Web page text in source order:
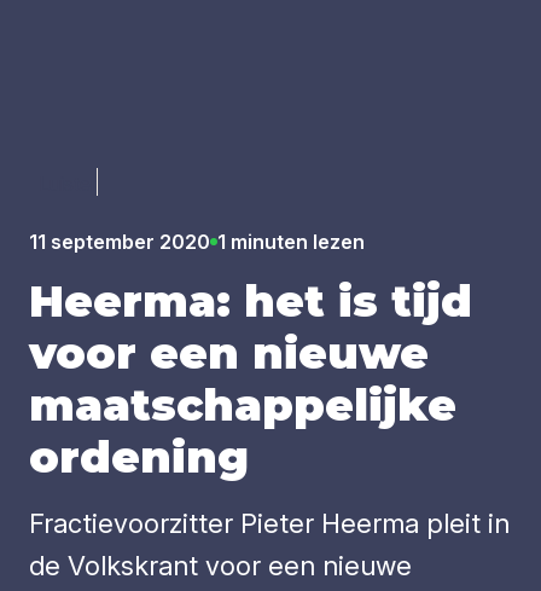
11 september 2020 1 minuten lezen
Heer­ma: het is tijd
voor een nieu­we
maat­schap­pe­lij­ke
orde­ning
Fractievoorzitter Pieter Heerma pleit in
de Volkskrant voor een nieuwe